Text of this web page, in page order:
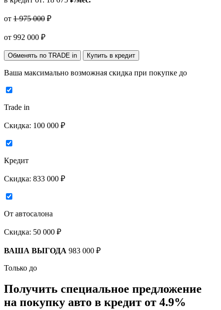
от 1 975 000 ₽
от 992 000 ₽
Обменять по TRADE in Купить в кредит
Ваша максимально возможная скидка при покупке до
Trade in
Скидка: 100 000 ₽
Кредит
Скидка: 833 000 ₽
От автосалона
Скидка: 50 000 ₽
ВАША ВЫГОДА 983 000 ₽
Только до
Получить специальное предложение
на покупку авто в кредит от 4.9%